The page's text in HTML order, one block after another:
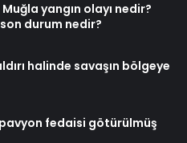
yangın olayı nedir?
son durum nedir?
halinde savaşın bölgeye
pavyon fedaisi götürülmüş